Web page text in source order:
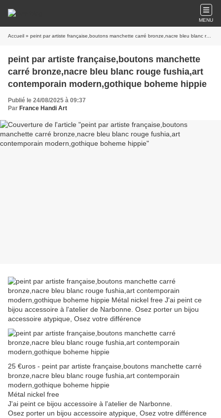
MENU
Accueil » peint par artiste française,boutons manchette carré bronze,nacre bleu blanc rouge fushia,art contemporain modern,gothique boheme hippie
peint par artiste française,boutons manchette
carré bronze,nacre bleu blanc rouge fushia,art
contemporain modern,gothique boheme hippie
Publié le 24/08/2025 à 09:37
Par France Handi Art
25 €uros - peint par artiste française,boutons manchette carré
bronze,nacre bleu blanc rouge fushia,art contemporain
modern,gothique boheme hippie
Métal nickel free
J'ai peint ce bijou accessoire à l'atelier de Narbonne.
Osez porter un bijou accessoire atypique, Osez votre différence